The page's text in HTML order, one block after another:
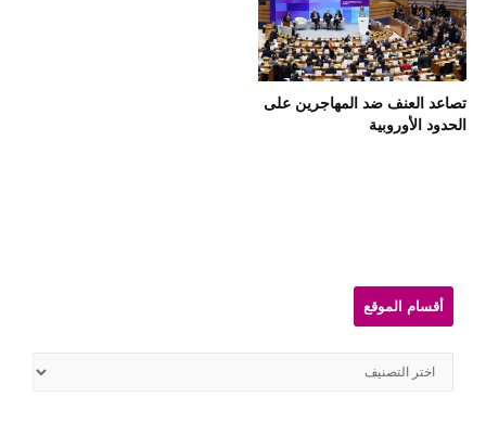
تصاعد العنف ضد المهاجرين على
الحدود الأوروبية
Sidebarأقسام الموقع
أقسام